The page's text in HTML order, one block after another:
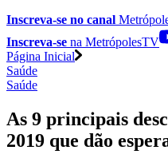
Inscreva-se no canal
Inscreva-se na MetrópolesTV
Página Inicial
Saúde
Saúde
As 9 principais
2019 que dão